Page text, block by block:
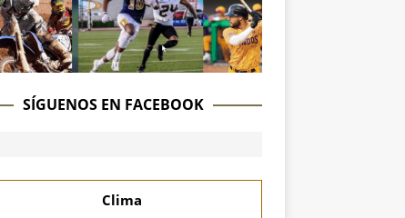
SÍGUENOS EN FACEBOOK
Clima